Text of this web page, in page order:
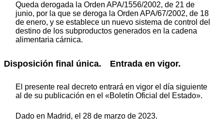
Queda derogada la Orden APA/1556/2002, de 21 de
junio, por la que se deroga la Orden APA/67/2002, de 18
de enero, y se establece un nuevo sistema de control del
destino de los subproductos generados en la cadena
alimentaria cárnica.
Disposición final única. Entrada en vigor.
El presente real decreto entrará en vigor el día siguiente
al de su publicación en el «Boletín Oficial del Estado».
Dado en Madrid, el 28 de marzo de 2023.